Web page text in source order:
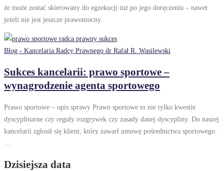
że może zostać skierowany do egzekucji tuż po jego doręczeniu – nawet
jeżeli nie jest jeszcze prawomocny.
Blog - Kancelaria Radcy Prawnego dr Rafał R. Wasilewski
Sukces kancelarii: prawo sportowe –
wynagrodzenie agenta sportowego
Prawo sportowe – opis sprawy Prawo sportowe to nie tylko kwestie
dyscyplinarne czy reguły rozgrywek czy zasady danej dyscypliny. Do naszej
kancelarii zgłosił się klient, który zawarł umowę pośrednictwa sportowego.
…
Dzisiejsza data